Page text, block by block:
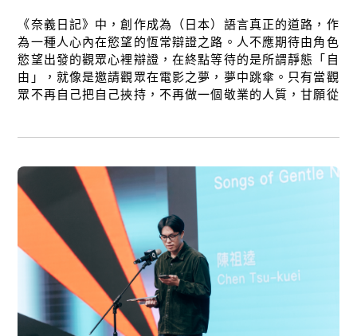
《奈義日記》中，創作成為（日本）語言真正的道路，作
為一種人心內在慾望的恆常辯證之路。人不應期待由角色
慾望出發的觀眾心裡辯證，在終點等待的是所謂靜態「自
由」，就像是邀請觀眾在電影之夢，夢中跳傘。只有當觀
眾不再自己把自己挾持，不再做一個敬業的人質，甘願從